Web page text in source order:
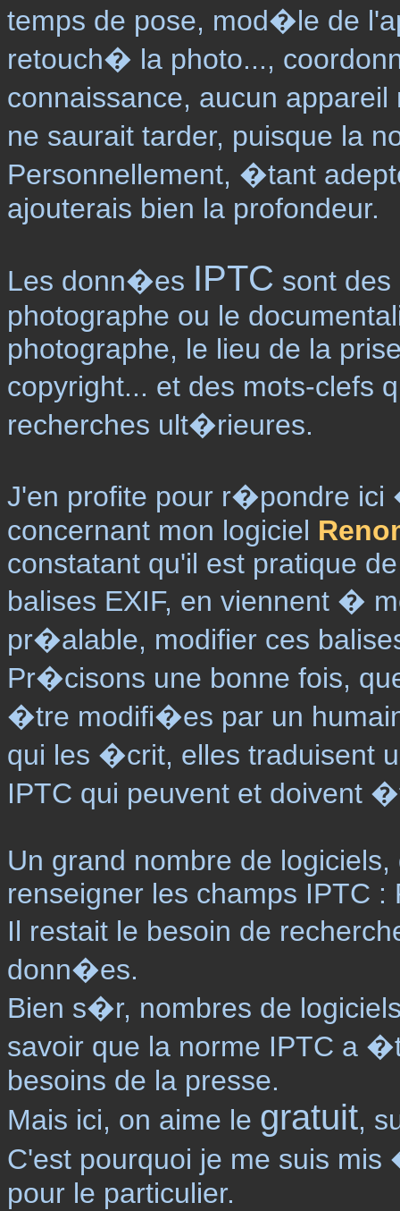
temps de pose, mod�le de
retouch� la photo...,
connaissance, aucun
ne saurait tarder, puisque la
Personnellement, �tant
ajouterais bien la profondeur.
Les donn�es IPTC sont
photographe ou le
photographe, le lieu de la
copyright... et des mots-clefs
recherches ult�rieures.
J'en profite pour r�pondre
concernant mon logiciel
constatant qu'il est pratique
balises EXIF, en viennent �
pr�alable, modifier ces
Pr�cisons une bonne fois,
�tre modifi�es par un
qui les �crit, elles
IPTC qui peuvent et doivent
Un grand nombre de
renseigner les champs IPTC :
Il restait le besoin de
donn�es.
Bien s�r, nombres de
savoir que la norme IPTC a
besoins de la presse.
Mais ici, on aime le gratuit,
C'est pourquoi je me suis
pour le particulier.